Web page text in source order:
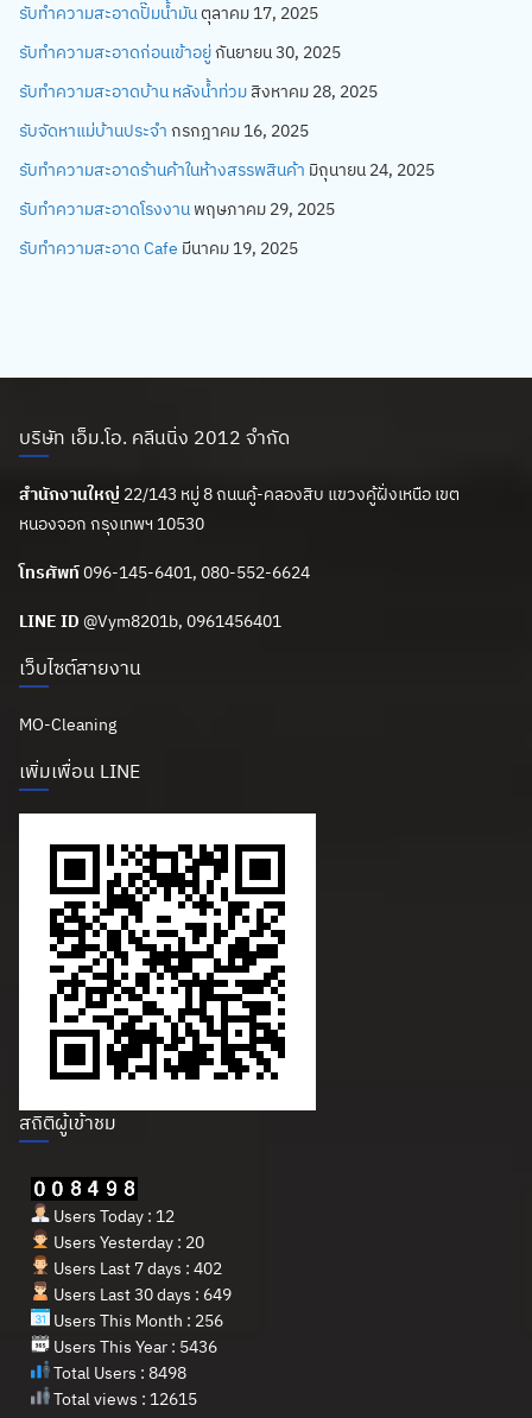
รับทำความสะอาดปั๊มน้ำมันตุลาคม 17, 2025
รับทำความสะอาดก่อนเข้าอยู่กันยายน 30, 2025
รับทำความสะอาดบ้าน หลังน้ำท่วม สิงหาคม 28, 2025
รับจัดหาแม่บ้านประจำ กรกฎาคม 16, 2025
รับทำความสะอาดร้านค้าในห้างสรรพสินค้า มิถุนายน 24, 2025
รับทำความสะอาดโรงงาน พฤษภาคม 29, 2025
รับทำความสะอาด Cafe มีนาคม 19, 2025
บริษัท เอ็ม.โอ. คลีนนิ่ง 2012 จำกัด
สำนักงานใหญ่ 22/143 หมู่ 8 ถนนคู้-คลองสิบ แขวงคู้ฝั่งเหนือ เขต
หนองจอก กรุงเทพฯ 10530
โทรศัพท์096-145-6401, 080-552-6624
LINE ID @Vym8201b, 0961456401
เว็บไซต์สายงาน
MO-Cleaning
เพิ่มเพื่อน LINE
สถิติผู้เข้าชม
Users Today : 12
Users Yesterday : 20
Users Last 7 days : 402
Users Last 30 days : 649
Users This Month : 256
Users This Year : 5436
Total Users : 8498
Total views : 12615